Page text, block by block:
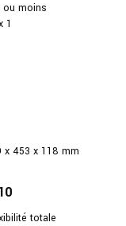
ou moins
1
x 453 x 118 mm
totale